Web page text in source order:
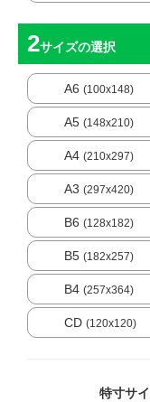
サイズの選択
A6 (100x148)
A5 (148x210)
A4 (210x297)
A3 (297x420)
B6 (128x182)
B5 (182x257)
B4 (257x364)
CD (120x120)
特寸サ